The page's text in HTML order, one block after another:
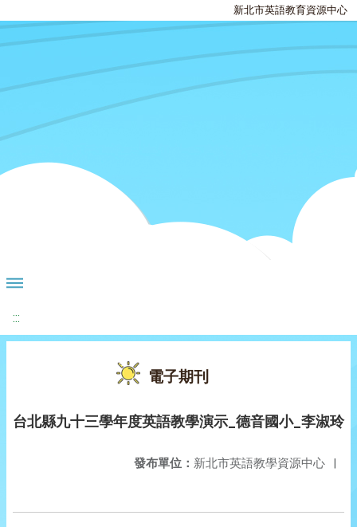
新北市英語教育資源中心
:::
電子期刊
台北縣九十三學年度英語教學演示_德音國小_李淑玲
發布單位： 新北市英語教學資源中心 |